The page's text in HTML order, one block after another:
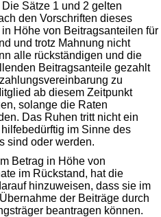
Sätze 1 und 2 gelten
den Vorschriften dieses
Höhe von Beitragsanteilen für
und trotz Mahnung nicht
alle rückständigen und die
Beitragsanteile gezahlt
zu
ab diesem Zeitpunkt
solange die Raten
Das Ruhen tritt nicht ein
im Sinne des
sind oder werden.
Betrag in Höhe von
im Rückstand, hat die
hinzuweisen, dass sie im
der Beiträge durch
beantragen können.